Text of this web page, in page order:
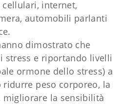
internet,
automobili parlanti
dimostrato che
stress e riportando livelli
ormone dello stress) a
peso corporeo, la
migliorare la sensibilità